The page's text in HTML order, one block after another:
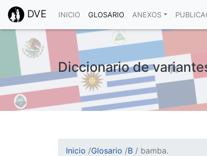
DVE INICIO GLOSARIO ANEXOS
Diccionario de
Inicio /Glosario /B / bamba.